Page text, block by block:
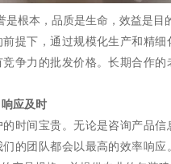
是根本，品质是生命，效益是目
提下，通过规模化生产和精细
竞争力的批发价格。长期合作的
应及时
时间宝贵。无论是咨询产品信
的团队都会以最高的效率响应